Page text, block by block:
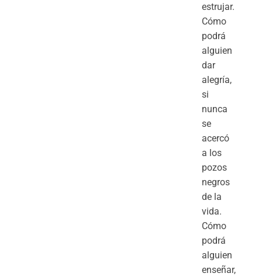
estrujar.
Cómo
podrá
alguien
dar
alegría,
si
nunca
se
acercó
a los
pozos
negros
de la
vida.
Cómo
podrá
alguien
enseñar,